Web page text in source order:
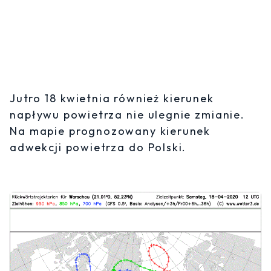
Jutro 18 kwietnia również kierunek
napływu powietrza nie ulegnie zmianie.
Na mapie prognozowany kierunek
adwekcji powietrza do Polski.